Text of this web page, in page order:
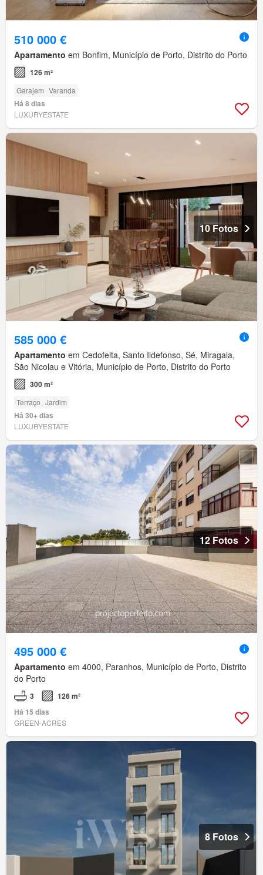
510 000 €
Apartamento em Bonfim, Município de Porto, Distrito do Porto
126 m²
Garajem Varanda
Há 8 dias
LUXURYESTATE
10 Fotos
585 000 €
Apartamento em Cedofeita, Santo Ildefonso, Sé, Miragaia,
São Nicolau e Vitória, Município de Porto, Distrito do Porto
300 m²
Terraço Jardim
Há 30+ dias
LUXURYESTATE
12 Fotos
495 000 €
Apartamento em 4000, Paranhos, Município de Porto, Distrito
do Porto
3
126 m²
Há 15 dias
GREEN-ACRES
8 Fotos